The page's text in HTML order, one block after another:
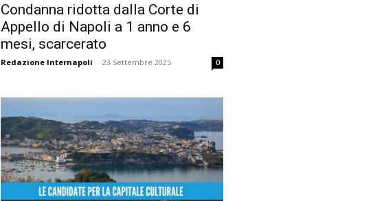
Condanna ridotta dalla Corte di
Appello di Napoli a 1 anno e 6
mesi, scarcerato
Redazione Internapoli - 23 Settembre 2025 0